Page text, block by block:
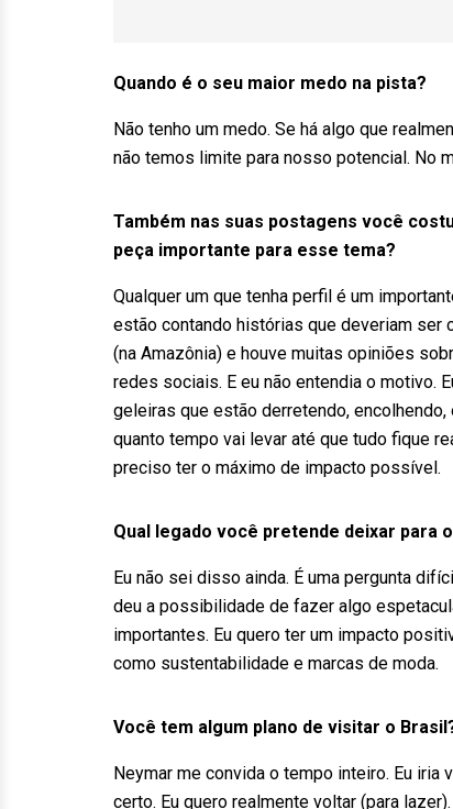
Quando é o seu maior medo na pista?
Não tenho um medo. Se há algo que
não temos limite para nosso potencial. No
Também nas suas postagens você
peça importante para esse tema?
Qualquer um que tenha perfil é um
estão contando histórias que deveriam ser
(na Amazônia) e houve muitas opiniões
redes sociais. E eu não entendia o motivo.
geleiras que estão derretendo,
quanto tempo vai levar até que tudo fique
preciso ter o máximo de impacto possível.
Qual legado você pretende deixar para
Eu não sei disso ainda. É uma pergunta
deu a possibilidade de fazer algo
importantes. Eu quero ter um impacto
como sustentabilidade e marcas de moda.
Você tem algum plano de visitar o
Neymar me convida o tempo inteiro. Eu iria
certo. Eu quero realmente voltar (para